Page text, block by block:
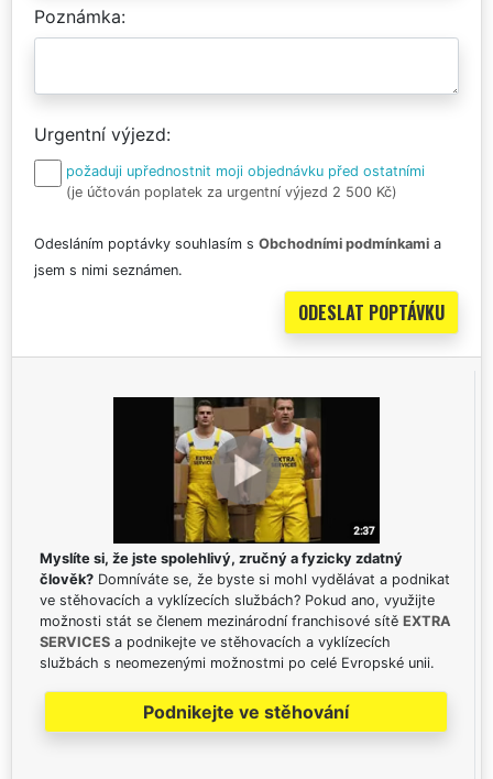
Poznámka
Urgentní výjezd
požaduji upřednostnit moji objednávku před ostatními
(je účtován poplatek za urgentní výjezd 2 500 Kč)
Odesláním poptávky souhlasím s Obchodními podmínkami a
jsem s nimi seznámen.
Myslíte si, že jste spolehlivý, zručný a fyzicky zdatný
člověk? Domníváte se, že byste si mohl vydělávat a podnikat
ve stěhovacích a vyklízecích službách? Pokud ano, využijte
možnosti stát se členem mezinárodní franchisové sítě EXTRA
SERVICES a podnikejte ve stěhovacích a vyklízecích
službách s neomezenými možnostmi po celé Evropské unii.
Podnikejte ve stěhování